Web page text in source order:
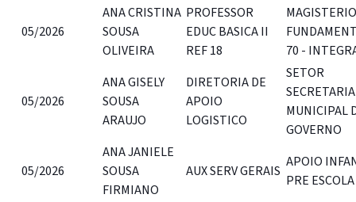
05/2026
ANA CRISTINA
SOUSA
OLIVEIRA
PROFESSOR
EDUC BASICA II
REF 18
MAGISTERIO
70 -
05/2026
ANA GISELY
SOUSA
ARAUJO
DIRETORIA DE
APOIO
LOGISTICO
SETOR
SECRETARIA
MUNICIPAL
GOVERNO
05/2026
ANA JANIELE
SOUSA
FIRMIANO
AUX SERV GERAIS
APOIO
PRE ESCOLA